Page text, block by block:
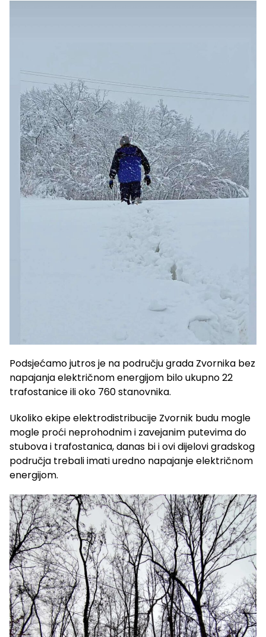
Podsjećamo jutros je na području grada Zvornika bez
napajanja električnom energijom bilo ukupno 22
trafostanice ili oko 760 stanovnika.
Ukoliko ekipe elektrodistribucije Zvornik budu mogle
mogle proći neprohodnim i zavejanim putevima do
stubova i trafostanica, danas bi i ovi dijelovi gradskog
područja trebali imati uredno napajanje električnom
energijom.